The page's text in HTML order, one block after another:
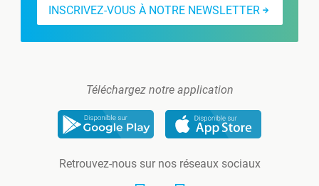
INSCRIVEZ-VOUS À NOTRE NEWSLETTER
Téléchargez notre application
Retrouvez-nous sur nos réseaux sociaux